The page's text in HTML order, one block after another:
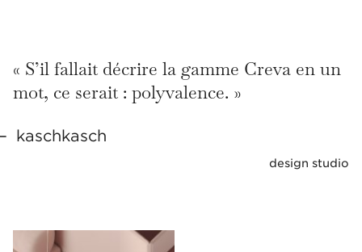
« S’il fallait décrire la gamme Creva en un
mot, ce serait : polyvalence. »
kaschkasch
design studio